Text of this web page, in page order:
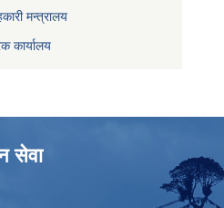
मन्त्रालय
कार्यालय
सेवा